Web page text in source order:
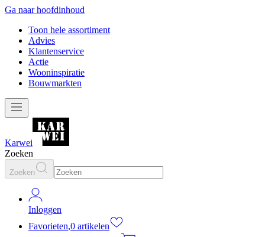
Ga naar hoofdinhoud
Toon hele assortiment
Advies
Klantenservice
Actie
Wooninspiratie
Bouwmarkten
Karwei
Zoeken
Zoeken
Inloggen
Favorieten,0 artikelen